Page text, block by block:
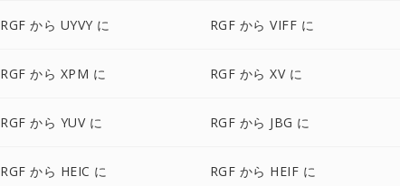
RGF から UYVY に RGF から VIFF に
RGF から XPM に RGF から XV に
RGF から YUV に RGF から JBG に
RGF から HEIC に RGF から HEIF に